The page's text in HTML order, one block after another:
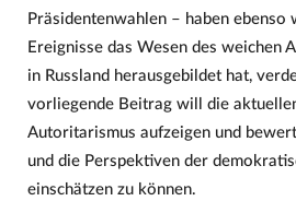
Präsidentenwahlen – haben ebenso
Ereignisse das Wesen des weichen
in Russland herausgebildet hat,
vorliegende Beitrag will die
Autoritarismus aufzeigen und
und die Perspektiven der
einschätzen zu können.